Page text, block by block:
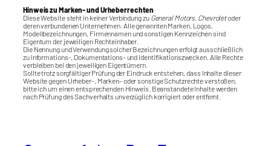
Hinweis zu Marken- und Urheberrechten
Diese Website steht in keiner Verbindung zu General Motors, Chevroletoder
deren verbundenen Unternehmen. Alle genannten Marken, Logos,
Modellbezeichnungen, Firmennamen und sonstigen Kennzeichen sind
Eigentum der jeweiligen Rechteinhaber.
Die Nennung und Verwendung solcher Bezeichnungen erfolgt ausschließlich
zu Informations-, Dokumentations- und Identifikationszwecken. Alle Rechte
verbleiben bei den jeweiligen Eigentümern.
Sollte trotz sorgfältiger Prüfung der Eindruck entstehen, dass Inhalte dieser
Website gegen Urheber-, Marken- oder sonstige Schutzrechte verstoßen,
bitte ich um einen entsprechenden Hinweis. Beanstandete Inhalte werden
nach Prüfung des Sachverhalts unverzüglich korrigiert oder entfernt.